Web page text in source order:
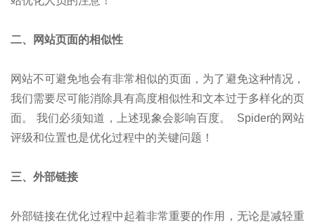
二、网站页面的相似性
网站不可避免地会有非常相似的页面，为了避免这种情况，
我们需要尽可能消除具有高度相似性和文本过于多样化的页
面。 我们必须知道，上述现象会影响百度。 Spider的网站
评级和位置也是优化过程中的关键问题！
三、外部链接
外部链接在优化过程中起着非常重要的作用，无论是减轻重